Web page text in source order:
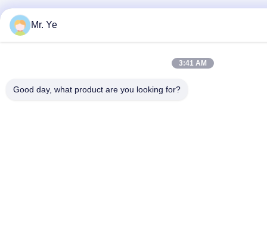
Mr. Ye
3:41 AM
Good day, what product are you looking for?